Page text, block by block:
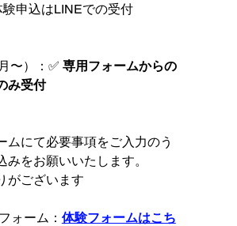
申込はLINEでの受付
〜）：✅ 専用フォームからの
み受付
ムにて必要事項をご入力のう
みをお願いいたします。
がございます
ォーム： 体験フォームはこち